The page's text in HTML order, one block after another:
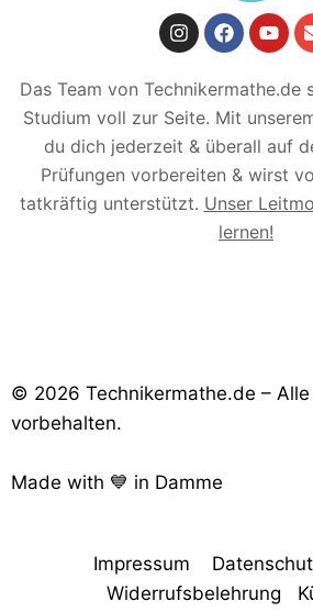
Das Team von Technikermathe.de
Studium voll zur Seite. Mit
du dich jederzeit & überall auf
Prüfungen vorbereiten & wirst
tatkräftig unterstützt. Unser
lernen!
© 2026 Technikermathe.de – Alle
vorbehalten.
Made with 💙 in Damme
Impressum
Widerrufsbelehrung